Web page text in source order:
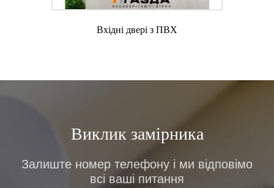
Вхідні двері з ПВХ
Виклик замірника
Залиште номер телефону і ми відповімо
всі ваші питання